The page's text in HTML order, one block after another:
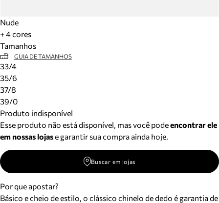
Nude
+ 4 cores
Tamanhos
GUIA DE TAMANHOS
33/4
35/6
37/8
39/0
Produto indisponível
Esse produto não está disponível, mas você podeencontrar ele
em nossas lojase garantir sua compra ainda hoje.
Buscar em lojas
Por que apostar?
Básico e cheio de estilo, o clássico chinelo de dedo é garantia de